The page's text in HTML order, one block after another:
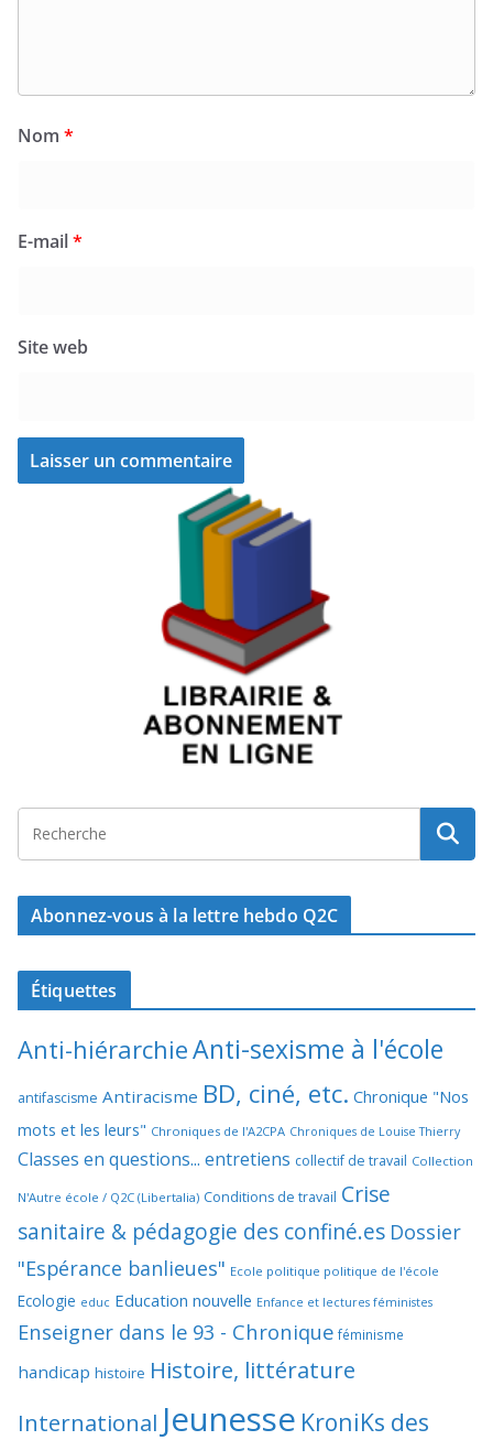
Nom *
E-mail*
Site web
Abonnez-vous à la lettre hebdo Q2C
Étiquettes
Anti-hiérarchieAnti-sexisme à l'école
antifascisme Antiracisme BD, ciné, etc. Chronique "Nos
mots et les leurs" Chroniques de l'A2CPA Chroniques de Louise Thierry
Classes en questions... entretiens collectif de travail Collection
N'Autre école / Q2C (Libertalia) Conditions de travail Crise
sanitaire & pédagogie des confiné.es Dossier
"Espérance banlieues" Ecole politique politique de l'école
Ecologie educ Education nouvelle Enfance et lectures féministes
Enseigner dans le 93 - Chronique féminisme
handicap histoire Histoire, littérature
International Jeunesse KroniKs des